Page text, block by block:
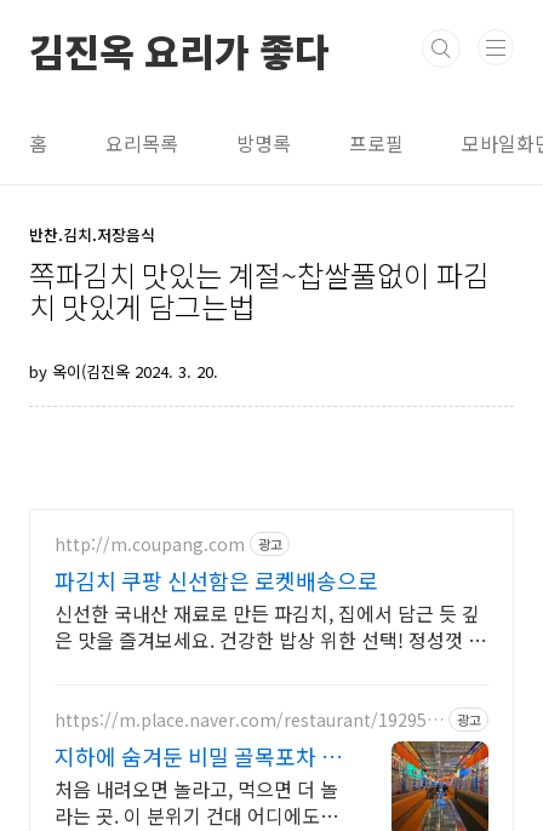
김진옥 요리가 좋다
홈 요리목록 방명록 프로필 모바일화
반찬.김치.저장음식
쪽파김치 맛있는 계절~찹쌀풀없이 파김
치 맛있게 담그는법
by 옥이(김진옥 2024. 3. 20.
http://m.coupang.com 광고
파김치 쿠팡 신선함은 로켓배송으로
신선한 국내산 재료로 만든 파김치, 집에서 담근 듯 깊
은 맛을 즐겨보세요. 건강한 밥상 위한 선택! 정성껏 담
https://m.place.naver.com/restaurant/192953
광고
지하에 숨겨둔 비밀 골목포차 분
위기 미쳤다는 그곳
처음 내려오면 놀라고, 먹으면 더 놀
라는 곳. 이 분위기 건대 어디에도 없